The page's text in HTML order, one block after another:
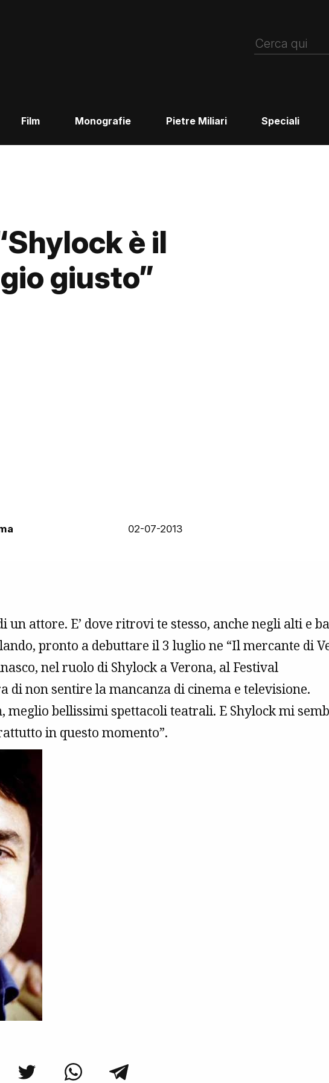
Film Monografie Pietre Miliari Speciali
è il
giusto”
02-07-2013
un attore. E’ dove ritrovi te stesso, anche negli alti e
pronto a debuttare il 3 luglio ne “Il mercante di
nel ruolo di Shylock a Verona, al Festival
di non sentire la mancanza di cinema e televisione.
meglio bellissimi spettacoli teatrali. E Shylock mi
in questo momento”.